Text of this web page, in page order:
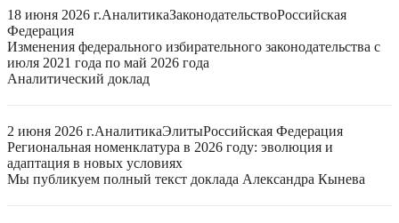
18 июня 2026 г.АналитикаЗаконодательствоРоссийская
Федерация
Изменения федерального избирательного законодательства с
июля 2021 года по май 2026 года
Аналитический доклад
2 июня 2026 г.АналитикаЭлитыРоссийская Федерация
Региональная номенклатура в 2026 году: эволюция и
адаптация в новых условиях
Мы публикуем полный текст доклада Александра Кынева